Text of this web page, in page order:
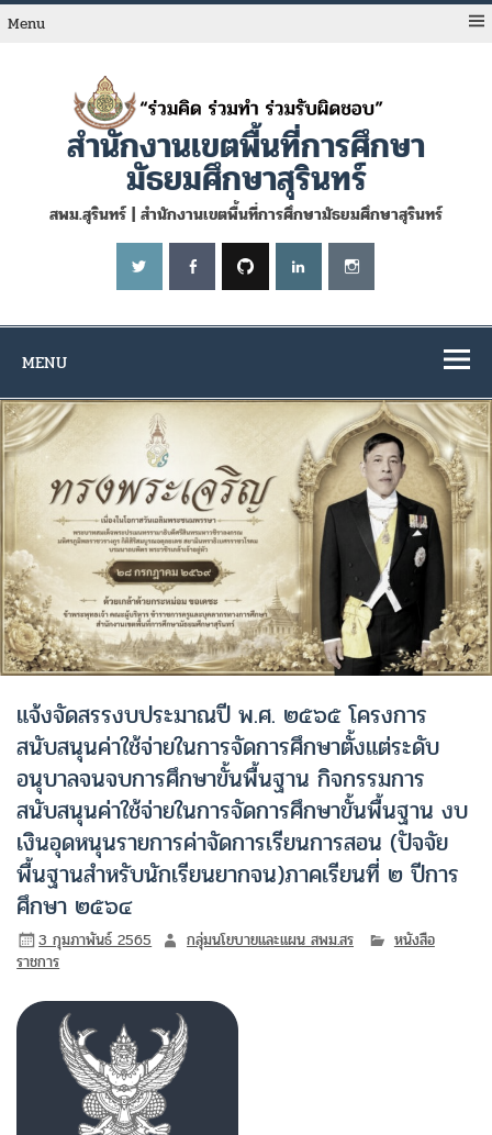
Skip
toMenu
สำนักงานเขตพื้นที่การศึกษา
มัธยมศึกษาสุรินทร์
สพม.สุรินทร์ | สำนักงานเขตพื้นที่การศึกษามัธยมศึกษาสุรินทร์
MENU
แจ้งจัดสรรงบประมาณปี พ.ศ. ๒๕๖๕ โครงการ
สนับสนุนค่าใช้จ่ายในการจัดการศึกษาตั้งแต่ระดับ
อนุบาลจนจบการศึกษาขั้นพื้นฐาน กิจกรรมการ
สนับสนุนค่าใช้จ่ายในการจัดการศึกษาขั้นพื้นฐาน งบ
เงินอุดหนุนรายการค่าจัดการเรียนการสอน (ปัจจัย
พื้นฐานสําหรับนักเรียนยากจน)ภาคเรียนที่ ๒ ปีการ
ศึกษา ๒๕๖๔
3 กุมภาพันธ์ 2565 กลุ่มนโยบายและแผน สพม.สร
หนังสือ
ราชการ